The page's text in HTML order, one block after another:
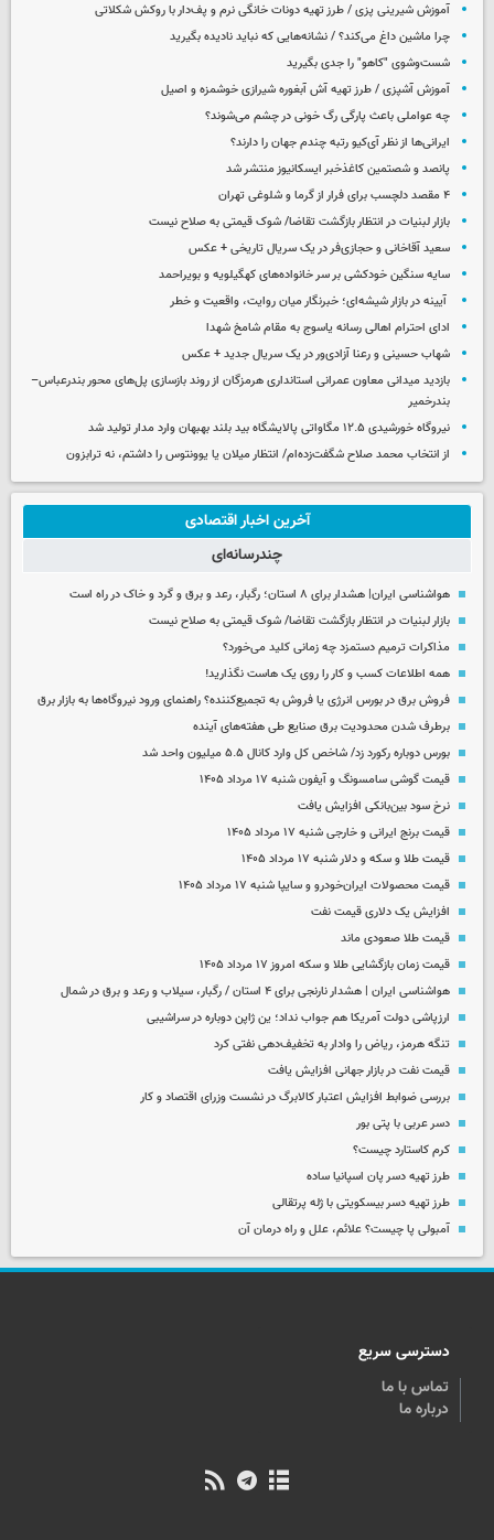
آموزش شیرینی پزی / طرز تهیه دونات خانگی نرم و پف‌دار با روکش شکلاتی
چرا ماشین داغ می‌کند؟ / نشانه‌هایی که نباید نادیده بگیرید
شست‌وشوی "کاهو" را جدی بگیرید
آموزش آشپزی / طرز تهیه آش آبغوره شیرازی خوشمزه و اصیل
چه عواملی باعث پارگی رگ خونی در چشم می‌شوند؟
ایرانی‌ها از نظر آی‌کیو رتبه چندم جهان را دارند؟
پانصد و شصتمین کاغذخبر ایسکانیوز منتشر شد
۴ مقصد دلچسب برای فرار از گرما و شلوغی تهران
بازار لبنیات در انتظار بازگشت تقاضا/ شوک قیمتی به صلاح نیست
سعید آقاخانی و حجازی‌فر در یک سریال تاریخی + عکس
سایه سنگین خودکشی بر سر خانواده‌های کهگیلویه و بویراحمد
آیینه در بازار شیشه‌ای؛ خبرنگار میان روایت، واقعیت و خطر
ادای احترام اهالی رسانه یاسوج به مقام شامخ شهدا
شهاب حسینی و رعنا آزادی‌ور در یک سریال جدید + عکس
بازدید میدانی معاون عمرانی استانداری هرمزگان از روند بازسازی پل‌های محور بندرعباس–
بندرخمیر
نیروگاه خورشیدی ۱۲.۵ مگاواتی پالایشگاه بید بلند بهبهان وارد مدار تولید شد
از انتخاب محمد صلاح شگفت‌زده‌ام/ انتظار میلان یا یوونتوس را داشتم، نه ترابزون
آخرین اخبار اقتصادی
چندرسانه‌ای
هواشناسی ایران| هشدار برای ۸ استان؛ رگبار، رعد و برق و گرد و خاک در راه است
بازار لبنیات در انتظار بازگشت تقاضا/ شوک قیمتی به صلاح نیست
مذاکرات ترمیم دستمزد چه زمانی کلید می‌خورد؟
همه اطلاعات کسب‌ و کار را روی یک هاست نگذارید!
فروش برق در بورس انرژی یا فروش به تجمیع‌کننده؟ راهنمای ورود نیروگاه‌ها به بازار برق
برطرف شدن محدودیت‌ برق صنایع طی هفته‌های آینده
بورس دوباره رکورد زد/ شاخص کل وارد کانال ۵.۵ میلیون واحد شد
قیمت گوشی سامسونگ و آیفون شنبه ۱۷ مرداد ۱۴۰۵
نرخ سود بین‌بانکی افزایش یافت
قیمت برنج ایرانی و خارجی شنبه ۱۷ مرداد ۱۴۰۵
قیمت طلا و سکه و دلار شنبه ۱۷ مرداد ۱۴۰۵
قیمت محصولات ایران‌خودرو و سایپا شنبه ۱۷ مرداد ۱۴۰۵
افزایش یک دلاری قیمت نفت
قیمت طلا صعودی ماند
قیمت زمان بازگشایی طلا و سکه امروز ۱۷ مرداد ۱۴۰۵
هواشناسی ایران | هشدار نارنجی برای ۴ استان / رگبار، سیلاب و رعد و برق در شمال
ارزپاشی دولت آمریکا هم جواب نداد؛ ین ژاپن دوباره در سراشیبی
تنگه هرمز، ریاض را وادار به تخفیف‌دهی نفتی کرد
قیمت نفت در بازار جهانی افزایش یافت
بررسی ضوابط افزایش اعتبار کالابرگ در نشست وزرای اقتصاد و کار
دسر عربی با پتی بور
کرم کاستارد چیست؟
طرز تهیه دسر پان اسپانیا ساده
طرز تهیه دسر بیسکویتی با ژله پرتقالی
آمبولی پا چیست؟ علائم، علل و راه درمان آن
دسترسی سریع
تماس با ما
درباره ما